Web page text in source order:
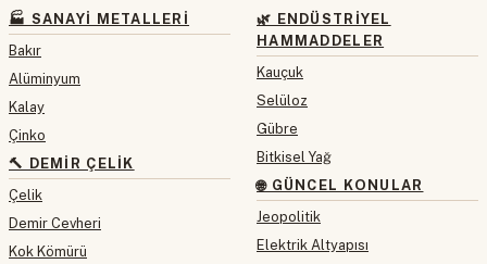
🏭 SANAYI METALLERI
Bakır
Alüminyum
Kalay
Çinko
🔨 DEMIR ÇELIK
Çelik
Demir Cevheri
Kok Kömürü
🌿 ENDÜSTRIYEL
HAMMADDELER
Kauçuk
Selüloz
Gübre
Bitkisel Yağ
🌐 GÜNCEL KONULAR
Jeopolitik
Elektrik Altyapısı